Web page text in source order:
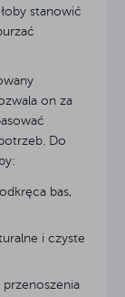
stanowić
on za
Do
bas,
i czyste
przenoszenia